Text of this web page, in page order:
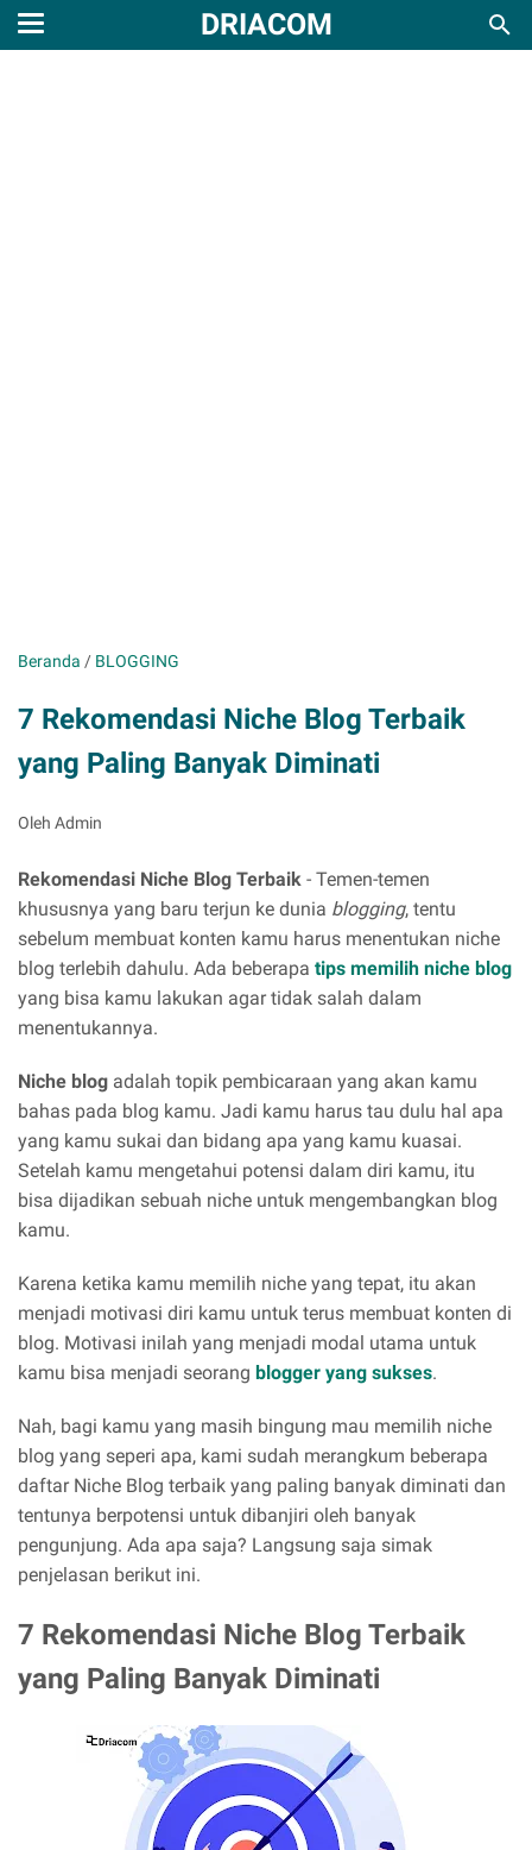
DRIACOM
Beranda / BLOGGING
7 Rekomendasi Niche Blog Terbaik
yang Paling Banyak Diminati
Oleh Admin
Rekomendasi Niche Blog Terbaik - Temen-temen
khususnya yang baru terjun ke dunia blogging, tentu
sebelum membuat konten kamu harus menentukan niche
blog terlebih dahulu. Ada beberapa tips memilih niche blog
yang bisa kamu lakukan agar tidak salah dalam
menentukannya.
Niche blog adalah topik pembicaraan yang akan kamu
bahas pada blog kamu. Jadi kamu harus tau dulu hal apa
yang kamu sukai dan bidang apa yang kamu kuasai.
Setelah kamu mengetahui potensi dalam diri kamu, itu
bisa dijadikan sebuah niche untuk mengembangkan blog
kamu.
Karena ketika kamu memilih niche yang tepat, itu akan
menjadi motivasi diri kamu untuk terus membuat konten di
blog. Motivasi inilah yang menjadi modal utama untuk
kamu bisa menjadi seorang blogger yang sukses.
Nah, bagi kamu yang masih bingung mau memilih niche
blog yang seperi apa, kami sudah merangkum beberapa
daftar Niche Blog terbaik yang paling banyak diminati dan
tentunya berpotensi untuk dibanjiri oleh banyak
pengunjung. Ada apa saja? Langsung saja simak
penjelasan berikut ini.
7 Rekomendasi Niche Blog Terbaik
yang Paling Banyak Diminati